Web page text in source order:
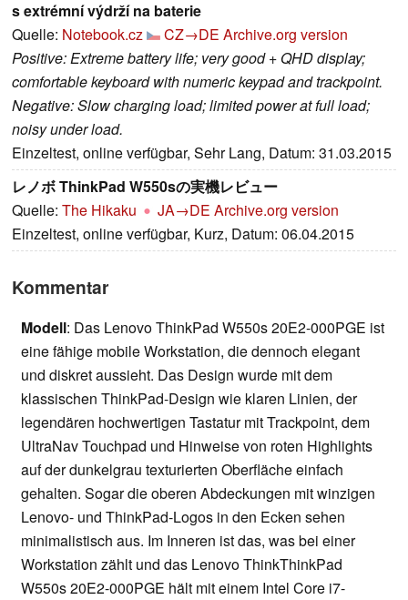
s extrémní výdrží na baterie
Quelle: Notebook.cz CZ→DE Archive.org version
Positive: Extreme battery life; very good + QHD display;
comfortable keyboard with numeric keypad and trackpoint.
Negative: Slow charging load; limited power at full load;
noisy under load.
Einzeltest, online verfügbar, Sehr Lang, Datum: 31.03.2015
レノボ ThinkPad W550sの実機レビュー
Quelle: The Hikaku JA→DE Archive.org version
Einzeltest, online verfügbar, Kurz, Datum: 06.04.2015
Kommentar
Modell: Das Lenovo ThinkPad W550s 20E2-000PGE ist
eine fähige mobile Workstation, die dennoch elegant
und diskret aussieht. Das Design wurde mit dem
klassischen ThinkPad-Design wie klaren Linien, der
legendären hochwertigen Tastatur mit Trackpoint, dem
UltraNav Touchpad und Hinweise von roten Highlights
auf der dunkelgrau texturierten Oberfläche einfach
gehalten. Sogar die oberen Abdeckungen mit winzigen
Lenovo- und ThinkPad-Logos in den Ecken sehen
minimalistisch aus. Im Inneren ist das, was bei einer
Workstation zählt und das Lenovo ThinkThinkPad
W550s 20E2-000PGE hält mit einem Intel Core i7-